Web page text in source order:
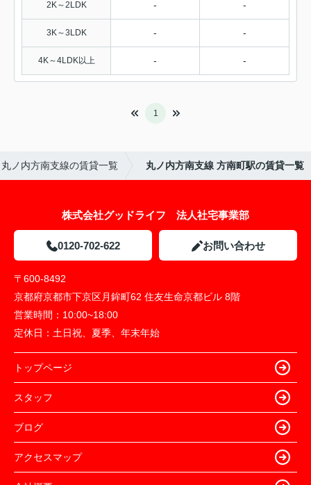
2K～2LDK - -
3K～3LDK - -
4K～4LDK以上 - -
1
丸ノ内方南支線の賃貸一覧 丸ノ内方南支線 方南町駅の賃貸一覧
株式会社グッドライフ 法人社宅事業部
0120-702-622 お問い合わせ
〒600-8492
京都府京都市下京区月鉾町62 住友生命京都ビル 8階
営業時間： 10:00~18:00
定休日： 土日祝、夏季、年末年始
トップページ
スタッフ
ブログ
アクセスマップ